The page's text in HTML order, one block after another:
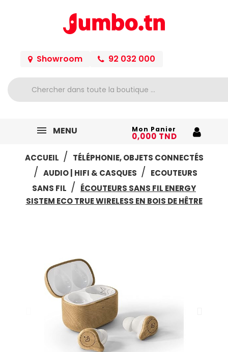
Showroom 92 032 000
MENU Mon Panier
0,000 TND
ACCUEIL
TÉLÉPHONIE, OBJETS CONNECTÉS
AUDIO | HIFI & CASQUES
ECOUTEURS
SANS FIL
ÉCOUTEURS SANS FIL ENERGY
SISTEM ECO TRUE WIRELESS EN BOIS DE HÊTRE